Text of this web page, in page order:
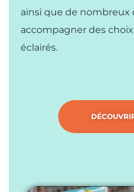
ainsi que de nombreux
accompagner des
éclairés.